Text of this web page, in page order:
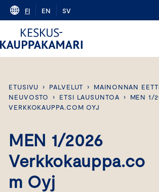
Skip
content
FI EN SV
ETUSIVU › PALVELUT ›
MAINONNAN
NEUVOSTO
› ETSI LAUSUNTOA ›
MEN 1/
VERKKOKAUPPA.COM OYJ
MEN 1/2026
Verkkokauppa.co
m Oyj